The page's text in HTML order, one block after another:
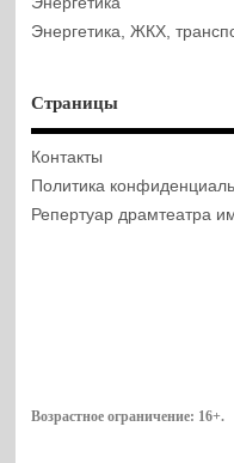
Энергетика, ЖКХ,
Страницы
Контакты
Политика
Репертуар драмтеатра
Возрастное ограничение: 16+.